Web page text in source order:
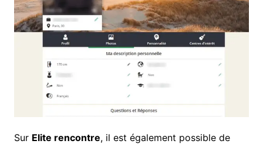
Sur Elite rencontre, il est également possible de